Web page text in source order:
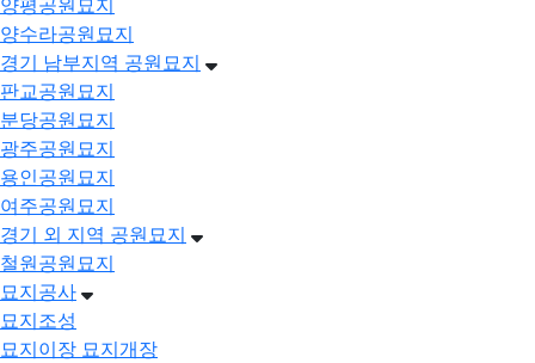
양수라공원묘지
경기 남부지역 공원묘지
판교공원묘지
분당공원묘지
광주공원묘지
용인공원묘지
여주공원묘지
경기 외 지역 공원묘지
철원공원묘지
묘지공사
묘지조성
묘지이장 묘지개장